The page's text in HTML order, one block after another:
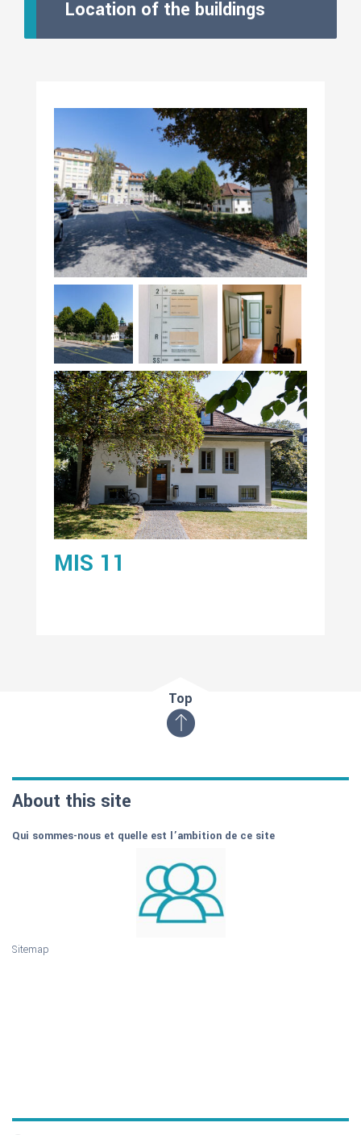
Location of the buildings
MIS 11
Top
About this site
Qui sommes-nous et quelle est l’ambition de ce site
Sitemap